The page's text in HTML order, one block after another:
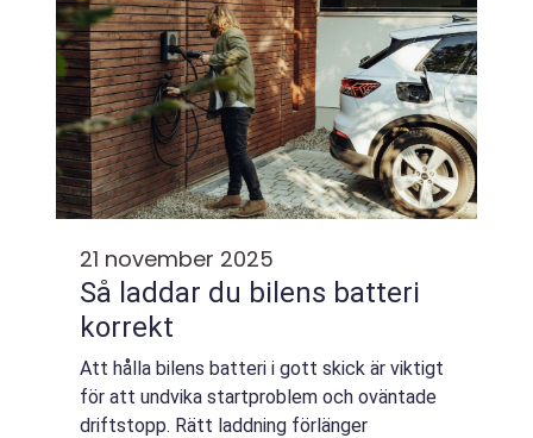
21 november 2025
Så laddar du bilens batteri
korrekt
Att hålla bilens batteri i gott skick är viktigt
för att undvika startproblem och oväntade
driftstopp. Rätt laddning förlänger